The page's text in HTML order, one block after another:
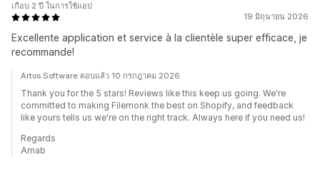
19 มิถุนายน 2026
Excellente application et service à la clientèle super efficace, je
recommande!
เกือบ 2 ปี ในการใช้แอป
Artos Software ตอบแล้ว 10 กรกฎาคม 2026
Thank you for the 5 stars! Reviews like this keep us going. We're
committed to making Filemonk the best on Shopify, and feedback
like yours tells us we're on the right track. Always here if you need us!
Regards
Arnab